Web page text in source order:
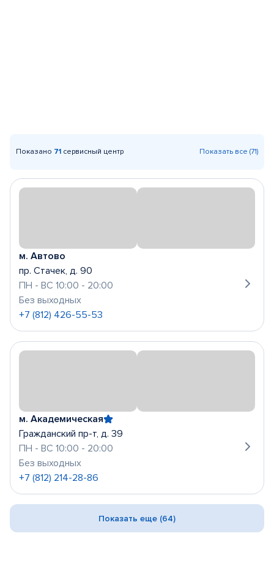
Показано 71 сервисный центр Показать все (71)
м. Автово
пр. Стачек, д. 90
ПН - ВС 10:00 - 20:00
Без выходных
+7 (812) 426-55-53
м. Академическая
Гражданский пр-т, д. 39
ПН - ВС 10:00 - 20:00
Без выходных
+7 (812) 214-28-86
Показать еще (64)